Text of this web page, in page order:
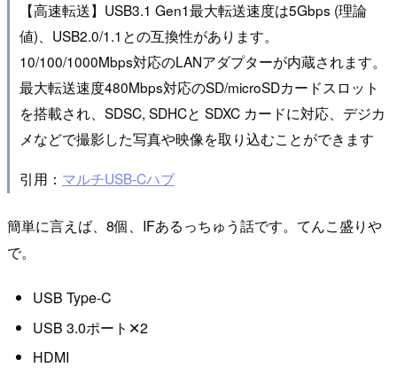
【高速転送】USB3.1 Gen1最大転送速度は5Gbps (理論
値)、USB2.0/1.1との互換性があります。
10/100/1000Mbps対応のLANアダプターが内蔵されます。
最大転送速度480Mbps対応のSD/microSDカードスロット
を搭載され、SDSC, SDHCと SDXC カードに対応、デジカ
メなどで撮影した写真や映像を取り込むことができます
引用： マルチUSB-Cハブ
簡単に言えば、8個、IFあるっちゅう話です。てんこ盛りや
で。
USB Type-C
USB 3.0ポート✕2
HDMI